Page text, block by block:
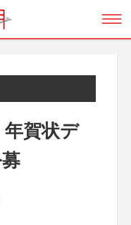
年賀状デ